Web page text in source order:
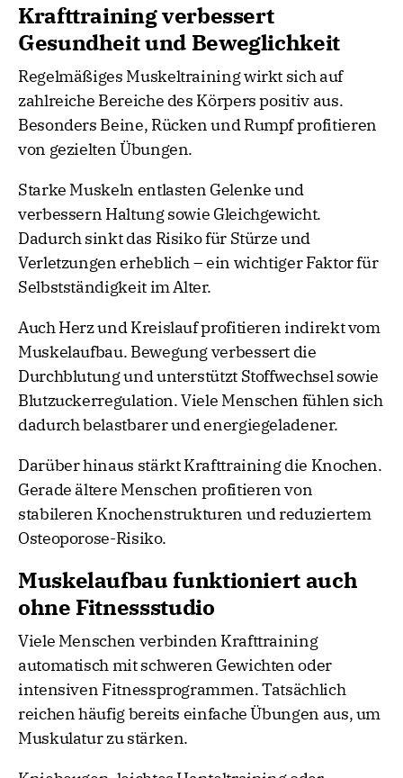
Krafttraining verbessert
Gesundheit und Beweglichkeit
Regelmäßiges Muskeltraining wirkt sich auf
zahlreiche Bereiche des Körpers positiv aus.
Besonders Beine, Rücken und Rumpf profitieren
von gezielten Übungen.
Starke Muskeln entlasten Gelenke und
verbessern Haltung sowie Gleichgewicht.
Dadurch sinkt das Risiko für Stürze und
Verletzungen erheblich – ein wichtiger Faktor für
Selbstständigkeit im Alter.
Auch Herz und Kreislauf profitieren indirekt vom
Muskelaufbau. Bewegung verbessert die
Durchblutung und unterstützt Stoffwechsel sowie
Blutzuckerregulation. Viele Menschen fühlen sich
dadurch belastbarer und energiegeladener.
Darüber hinaus stärkt Krafttraining die Knochen.
Gerade ältere Menschen profitieren von
stabileren Knochenstrukturen und reduziertem
Osteoporose-Risiko.
Muskelaufbau funktioniert auch
ohne Fitnessstudio
Viele Menschen verbinden Krafttraining
automatisch mit schweren Gewichten oder
intensiven Fitnessprogrammen. Tatsächlich
reichen häufig bereits einfache Übungen aus, um
Muskulatur zu stärken.